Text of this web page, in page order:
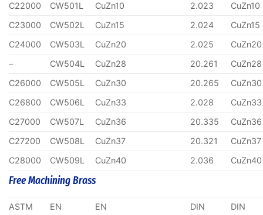
C22000
CW501L CuZn10 2.023
CuZn10
C23000
CW502L CuZn15 2.024
CuZn15
C24000
CW503L CuZn20 2.025
CuZn20
–
CW504L CuZn28 20.261
CuZn28
C26000
CW505L CuZn30 20.265
CuZn30
C26800
CW506L CuZn33 2.028
CuZn33
C27000
CW507L CuZn36 20.335
CuZn36
C27200
CW508L CuZn37 20.321
CuZn37
C28000
CW509L CuZn40 2.036 CuZn40
Free Machining Brass
ASTM EN EN DIN DIN